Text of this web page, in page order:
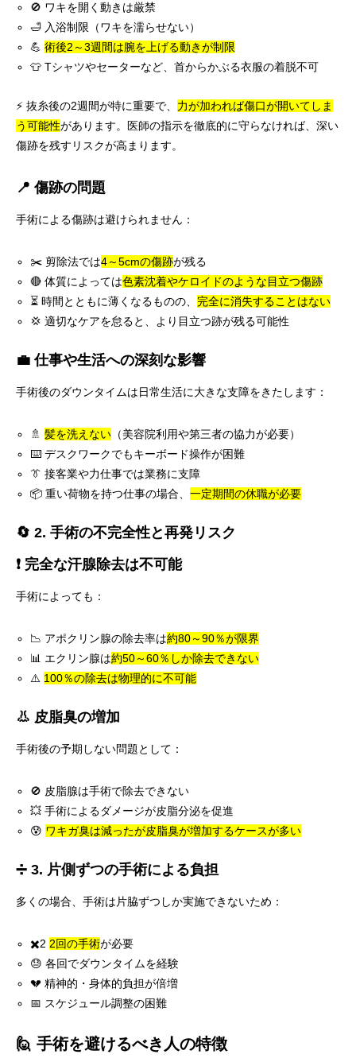
🚫 ワキを開く動きは厳禁
🛁 入浴制限（ワキを濡らせない）
💪術後2～3週間は腕を上げる動きが制限
👕 Tシャツやセーターなど、首からかぶる衣服の着脱不可
⚡ 抜糸後の2週間が特に重要で、 力が加われば傷口が開いてしま
う可能性があります。医師の指示を徹底的に守らなければ、深い
傷跡を残すリスクが高まります。
📍 傷跡の問題
手術による傷跡は避けられません：
✂️ 剪除法では4～5cmの傷跡が残る
🔴 体質によっては色素沈着やケロイドのような目立つ傷跡
⏳ 時間とともに薄くなるものの、 完全に消失することはない
💢 適切なケアを怠ると、より目立つ跡が残る可能性
💼 仕事や生活への深刻な影響
手術後のダウンタイムは日常生活に大きな支障をきたします：
🚿髪を洗えない （美容院利用や第三者の協力が必要）
⌨️ デスクワークでもキーボード操作が困難
👔 接客業や力仕事では業務に支障
📦 重い荷物を持つ仕事の場合、一定期間の休職が必要
🔄 2. 手術の不完全性と再発リスク
❗ 完全な汗腺除去は不可能
手術によっても：
📉 アポクリン腺の除去率は約80～90％が限界
📊 エクリン腺は約50～60％しか除去できない
⚠️ 100％の除去は物理的に不可能
👃 皮脂臭の増加
手術後の予期しない問題として：
🚫 皮脂腺は手術で除去できない
💥 手術によるダメージが皮脂分泌を促進
😰 ワキガ臭は減ったが皮脂臭が増加するケースが多い
➗ 3. 片側ずつの手術による負担
多くの場合、手術は片脇ずつしか実施できないため：
✖️22回の手術が必要
😓 各回でダウンタイムを経験
💔 精神的・身体的負担が倍増
📅 スケジュール調整の困難
🙋 手術を避けるべき人の特徴